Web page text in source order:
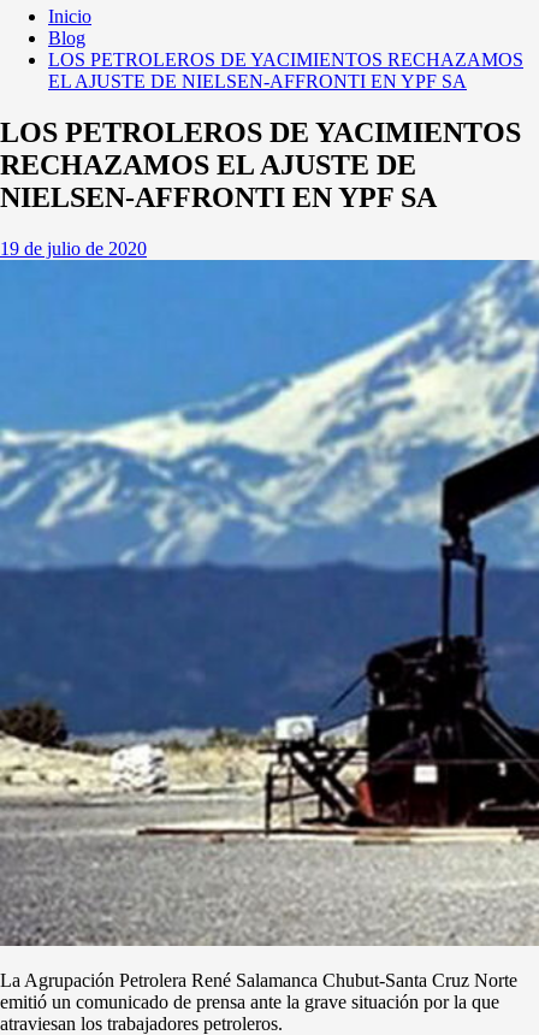
Inicio
Blog
LOS PETROLEROS DE YACIMIENTOS RECHAZAMOS
EL AJUSTE DE NIELSEN-AFFRONTI EN YPF SA
LOS PETROLEROS DE YACIMIENTOS
RECHAZAMOS EL AJUSTE DE
NIELSEN-AFFRONTI EN YPF SA
19 de julio de 2020
La Agrupación Petrolera René Salamanca Chubut-Santa Cruz Norte
emitió un comunicado de prensa ante la grave situación por la que
atraviesan los trabajadores petroleros.